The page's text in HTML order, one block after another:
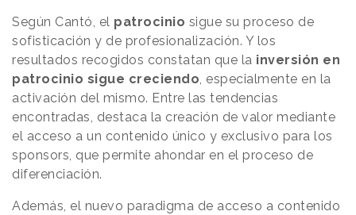
Según Cantó, el patrocinio sigue su proceso de
sofisticación y de profesionalización. Y los
resultados recogidos constatan que la inversión en
patrocinio sigue creciendo, especialmente en la
activación del mismo. Entre las tendencias
encontradas, destaca la creación de valor mediante
el acceso a un contenido único y exclusivo para los
sponsors, que permite ahondar en el proceso de
diferenciación.
Además, el nuevo paradigma de acceso a contenido